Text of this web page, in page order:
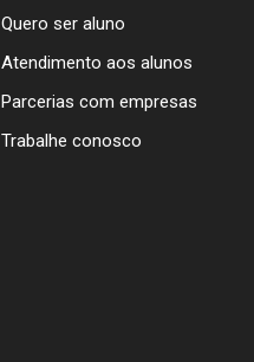
Quero ser aluno
Atendimento aos alunos
Parcerias com empresas
Trabalhe conosco